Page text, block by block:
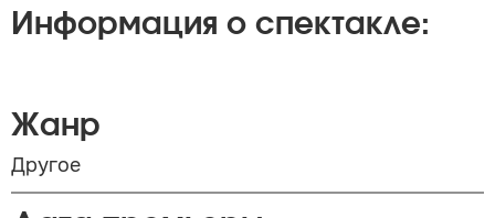
Информация о спектакле:
Жанр
Другое